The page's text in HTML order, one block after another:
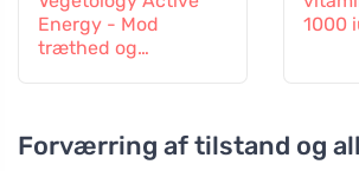
Energy - Mod
træthed og
1000
Forværring af tilstand og